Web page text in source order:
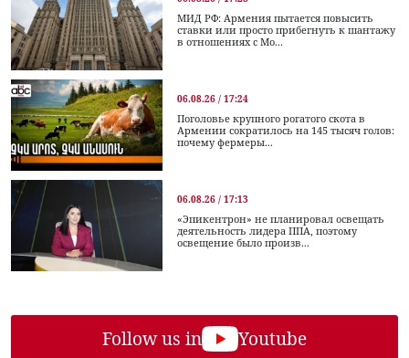
МИД РФ: Армения пытается повысить
ставки или просто прибегнуть к шантажу
в отношениях с Мо...
06.08.26 / 17:24
Поголовье крупного рогатого скота в
Армении сократилось на 145 тысяч голов:
почему фермеры...
06.08.26 / 17:13
«Эпикентрон» не планировал освещать
деятельность лидера ППА, поэтому
освещение было произв...
Follow us in Youtube